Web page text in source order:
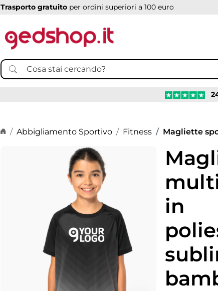
Trasporto gratuito per ordini superiori a 100 euro
Home page
Abbigliamento Sportivo Fitness Magliette
in